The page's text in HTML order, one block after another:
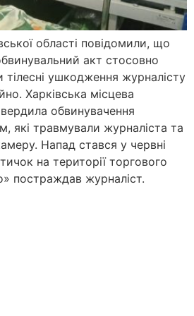
області повідомили, що
акт стосовно
тілесні ушкодження журналісту
Харківська місцева
обвинувачення
які травмували журналіста та
Напад стався у червні
на території торгового
постраждав журналіст.